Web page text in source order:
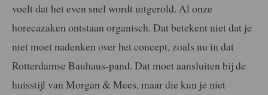
voelt dat het even snel wordt uitgerold. Al onze
horecazaken ontstaan organisch. Dat betekent niet dat je
niet moet nadenken over het concept, zoals nu in dat
Rotterdamse Bauhaus-pand. Dat moet aansluiten bij de
huisstijl van Morgan & Mees, maar die kun je niet